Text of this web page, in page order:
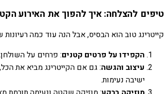
טיפים להצלחה: איך להפוך את האירוע
קייטרינג טוב הוא הבסיס, אבל הנה עוד כמה
הקפידו על פרטים קטנים: פרחים על
עיצוב והגשה: גם אם הקייטרינג מביא את
ישיבה נעימות.